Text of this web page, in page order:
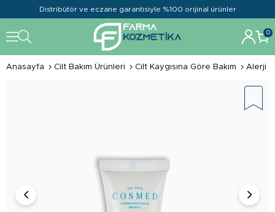
Distribütör ve eczane garantisiyle %100 orijinal ürünler
0
Anasayfa Cilt Bakım Ürünleri Cilt Kaygısına Göre Bakım Alerji